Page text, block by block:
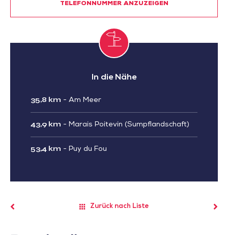
TELEFONNUMMER ANZUZEIGEN
In die Nähe
35,8 km - Am Meer
43,9 km - Marais Poitevin (Sumpflandschaft)
53,4 km - Puy du Fou
Zurück nach Liste